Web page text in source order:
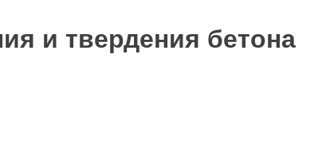
и твердения бетона